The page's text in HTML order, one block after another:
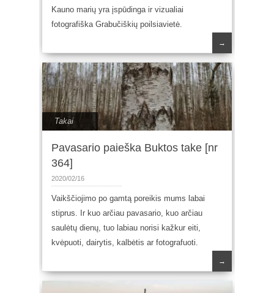
Kauno marių yra įspūdinga ir vizualiai
fotografiška Grabučiškių poilsiavietė.
→
Takai
Pavasario paieška Buktos take [nr
364]
2020/02/16
Vaikščiojimo po gamtą poreikis mums labai
stiprus. Ir kuo arčiau pavasario, kuo arčiau
saulėtų dienų, tuo labiau norisi kažkur eiti,
kvėpuoti, dairytis, kalbėtis ar fotografuoti.
→